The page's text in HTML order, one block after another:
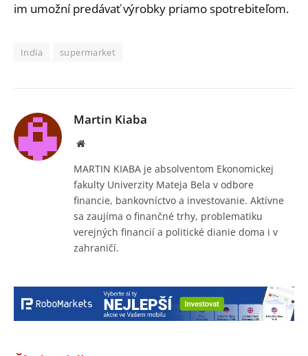
im umožní predávať výrobky priamo spotrebiteľom.
India supermarket
Martin Kiaba
Website
MARTIN KIABA je absolventom Ekonomickej
fakulty Univerzity Mateja Bela v odbore
financie, bankovníctvo a investovanie. Aktívne
sa zaujíma o finančné trhy, problematiku
verejných financií a politické dianie doma i v
zahraničí.